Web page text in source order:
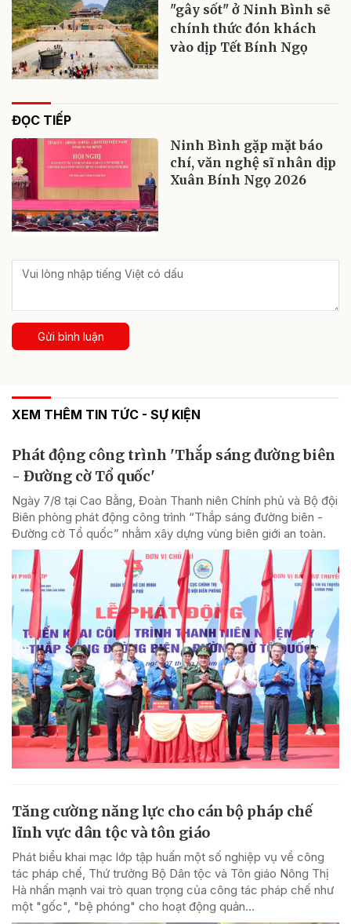
"gây sốt" ở Ninh Bình sẽ
chính thức đón khách
vào dịp Tết Bính Ngọ
ĐỌC TIẾP
Ninh Bình gặp mặt báo
chí, văn nghệ sĩ nhân dịp
Xuân Bính Ngọ 2026
Gửi bình luận
XEM THÊM TIN TỨC - SỰ KIỆN
Phát động công trình 'Thắp sáng đường biên
- Đường cờ Tổ quốc'
Ngày 7/8 tại Cao Bằng, Đoàn Thanh niên Chính phủ và Bộ đội
Biên phòng phát động công trình “Thắp sáng đường biên -
Đường cờ Tổ quốc” nhằm xây dựng vùng biên giới an toàn.
Tăng cường năng lực cho cán bộ pháp chế
lĩnh vực dân tộc và tôn giáo
Phát biểu khai mạc lớp tập huấn một số nghiệp vụ về công
tác pháp chế, Thứ trưởng Bộ Dân tộc và Tôn giáo Nông Thị
Hà nhấn mạnh vai trò quan trọng của công tác pháp chế như
một "gốc", "bệ phóng" cho hoạt động quản...